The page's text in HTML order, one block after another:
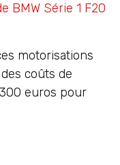
BMW Série 1 F20
motorisations
coûts de
euros pour